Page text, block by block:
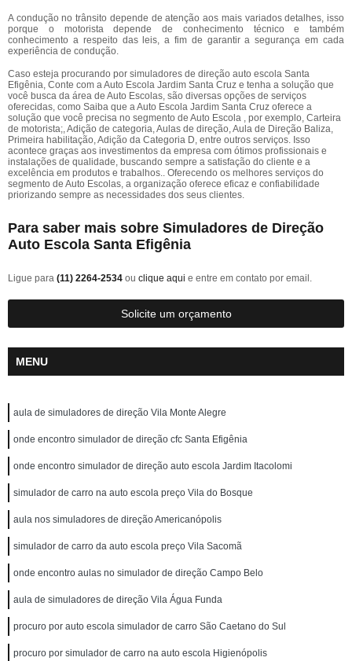
A condução no trânsito depende de atenção aos mais variados detalhes, isso
porque o motorista depende de conhecimento técnico e também
conhecimento a respeito das leis, a fim de garantir a segurança em cada
experiência de condução.
Caso esteja procurando por simuladores de direção auto escola Santa
Efigênia, Conte com a Auto Escola Jardim Santa Cruz e tenha a solução que
você busca da área de Auto Escolas, são diversas opções de serviços
oferecidas, como Saiba que a Auto Escola Jardim Santa Cruz oferece a
solução que você precisa no segmento de Auto Escola , por exemplo, Carteira
de motorista;, Adição de categoria, Aulas de direção, Aula de Direção Baliza,
Primeira habilitação, Adição da Categoria D, entre outros serviços. Isso
acontece graças aos investimentos da empresa com ótimos profissionais e
instalações de qualidade, buscando sempre a satisfação do cliente e a
excelência em produtos e trabalhos.. Oferecendo os melhores serviços do
segmento de Auto Escolas, a organização oferece eficaz e confiabilidade
priorizando sempre as necessidades dos seus clientes.
Para saber mais sobre Simuladores de Direção
Auto Escola Santa Efigênia
Ligue para (11) 2264-2534 ou clique aqui e entre em contato por email.
Solicite um orçamento
MENU
aula de simuladores de direção Vila Monte Alegre
onde encontro simulador de direção cfc Santa Efigênia
onde encontro simulador de direção auto escola Jardim Itacolomi
simulador de carro na auto escola preço Vila do Bosque
aula nos simuladores de direção Americanópolis
simulador de carro da auto escola preço Vila Sacomã
onde encontro aulas no simulador de direção Campo Belo
aula de simuladores de direção Vila Água Funda
procuro por auto escola simulador de carro São Caetano do Sul
procuro por simulador de carro na auto escola Higienópolis